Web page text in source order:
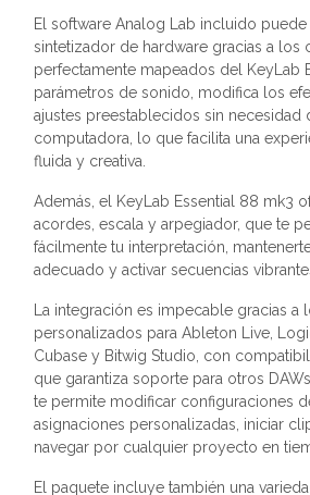
El software Analog Lab incluido
sintetizador de hardware gracias a los
perfectamente mapeados del KeyLab
parámetros de sonido, modifica los
ajustes preestablecidos sin necesidad
computadora, lo que facilita una
fluida y creativa.
Además, el KeyLab Essential 88 mk3
acordes, escala y arpegiador, que te
fácilmente tu interpretación,
adecuado y activar secuencias
La integración es impecable gracias a
personalizados para Ableton Live,
Cubase y Bitwig Studio, con
que garantiza soporte para otros
te permite modificar configuraciones
asignaciones personalizadas, iniciar
navegar por cualquier proyecto en
El paquete incluye también una